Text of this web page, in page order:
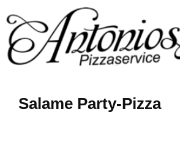
to
content
Salame Party-Pizza